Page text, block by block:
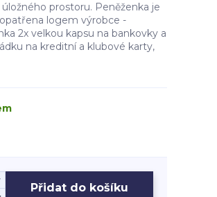
prostoru. Peněženka je
logem výrobce -
2x velkou kapsu na bankovky a
na kreditní a klubové karty,
Přidat do košíku